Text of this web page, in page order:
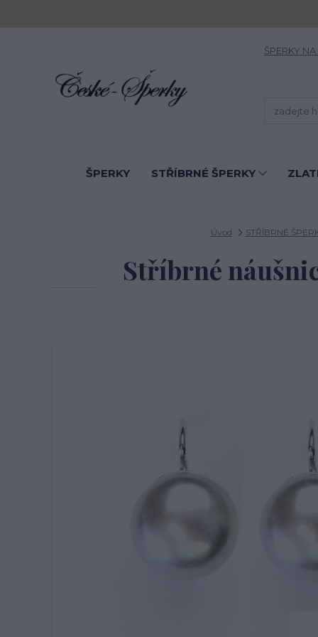
ŠPERKY
ŠPERKY STŘÍBRNÉ ŠPERKY
Úvod STŘÍBRNÉ
Stříbrné